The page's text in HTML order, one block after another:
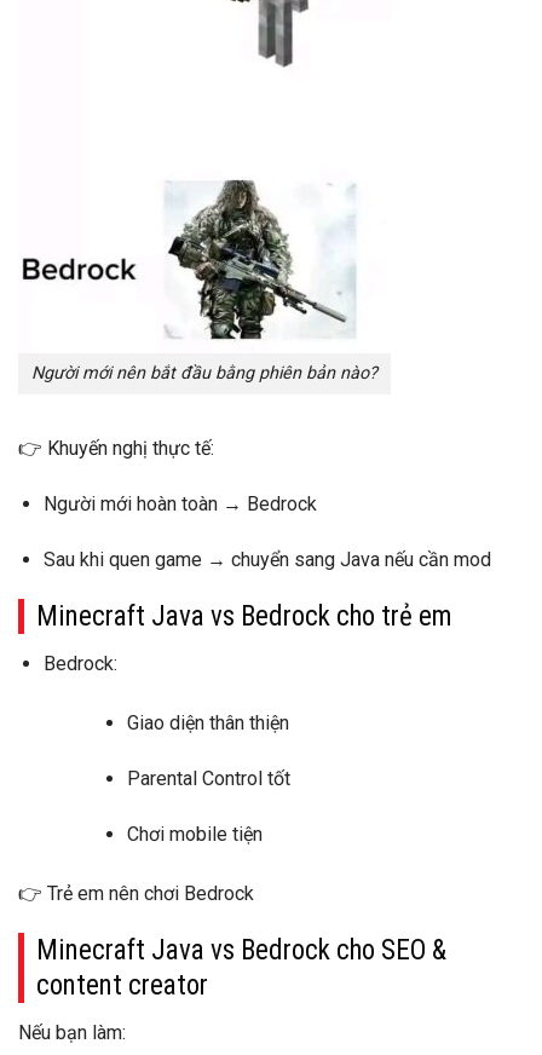
Người mới nên bắt đầu bằng phiên bản nào?
👉 Khuyến nghị thực tế:
Người mới hoàn toàn → Bedrock
Sau khi quen game → chuyển sang Java nếu cần mod
Minecraft Java vs Bedrock cho trẻ em
Bedrock:
Giao diện thân thiện
Parental Control tốt
Chơi mobile tiện
👉 Trẻ em nên chơi Bedrock
Minecraft Java vs Bedrock cho SEO &
content creator
Nếu bạn làm: